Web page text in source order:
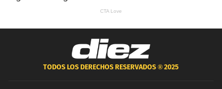
TODOS LOS DERECHOS RESERVADOS ®2025